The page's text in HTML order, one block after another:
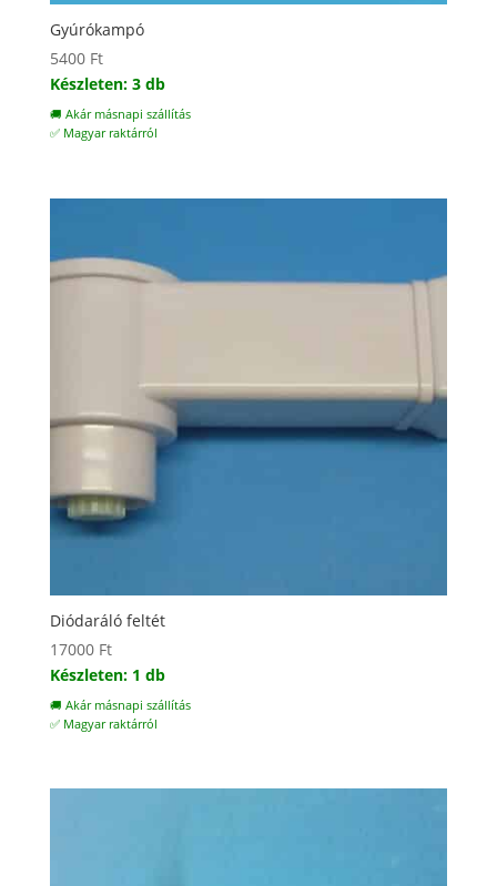
Gyúrókampó
5400 Ft
Készleten: 3 db
🚚 Akár másnapi szállítás
✅ Magyar raktárról
Diódaráló feltét
17000 Ft
Készleten: 1 db
🚚 Akár másnapi szállítás
✅ Magyar raktárról